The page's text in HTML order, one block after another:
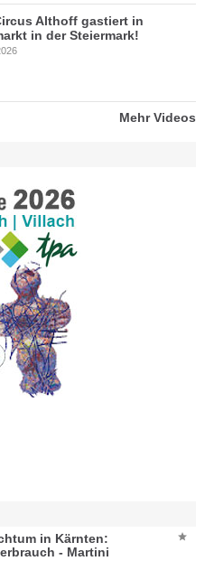
Althoff gastiert in
in der Steiermark!
Mehr Videos
in Kärnten:
- Martini